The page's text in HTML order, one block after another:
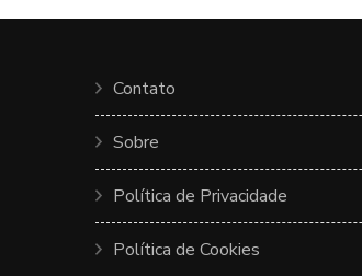
Contato
Sobre
Política de Privacidade
Política de Cookies